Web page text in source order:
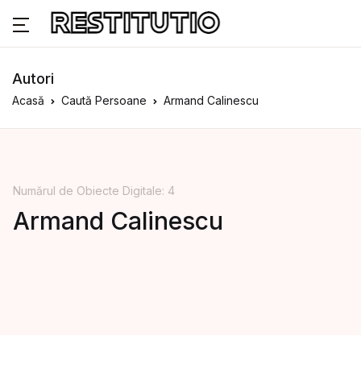
Autori
Acasă Caută Persoane Armand Calinescu
Numărul de Obiecte Digitale: 4
Armand Calinescu